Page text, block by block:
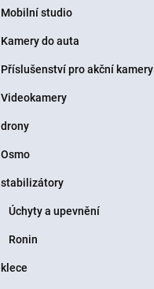
Mobilní studio
Kamery do auta
Příslušenství pro akční kamery
Videokamery
drony
Osmo
stabilizátory
Úchyty a upevnění
Ronin
klece